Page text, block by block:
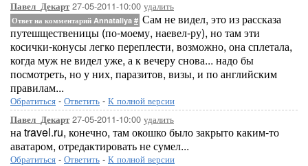
Павел_Декарт27-05-2011-10:00 удалить
Ответ на комментарий Annataliya # Сам не видел, это из рассказа
путешщественицы (по-моему, наевел-ру), но там эти
косички-конусы легко переплести, возможно, она сплетала,
когда муж не видел уже, а к вечеру снова... надо бы
посмотреть, но у них, паразитов, визы, и по английским
правилам...
Обратиться - Ответить - К полной версии
Павел_Декарт27-05-2011-10:00 удалить
на travel.ru, конечно, там окошко было закрыто каким-то
аватаром, отредактировать не сумел...
Обратиться - Ответить - К полной версии